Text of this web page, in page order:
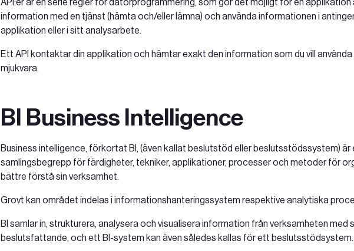
API:er är en serie regler för datorprogrammering, som gör det möjligt för en
information med en tjänst (hämta och/eller lämna) och använda informationen i
applikation eller i sitt analysarbete.
Ett API kontaktar din applikation och hämtar exakt den information som du vill använda
mjukvara.
BI Business Intelligence
Business intelligence, förkortat BI, (även kallat beslutstöd eller beslutsstödssystem) är
samlingsbegrepp för färdigheter, tekniker, applikationer, processer och metoder för
bättre förstå sin verksamhet.
Grovt kan området indelas i informationshanteringssystem respektive analytiska
BI samlar in, strukturera, analysera och visualisera information från verksamheten
beslutsfattande, och ett BI-system kan även således kallas för ett beslutsstödsystem.